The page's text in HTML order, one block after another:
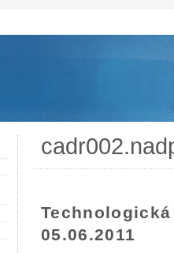
05.06.2011